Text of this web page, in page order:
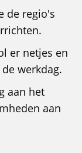
de regio's
er netjes en
werkdag.
aan het
aan